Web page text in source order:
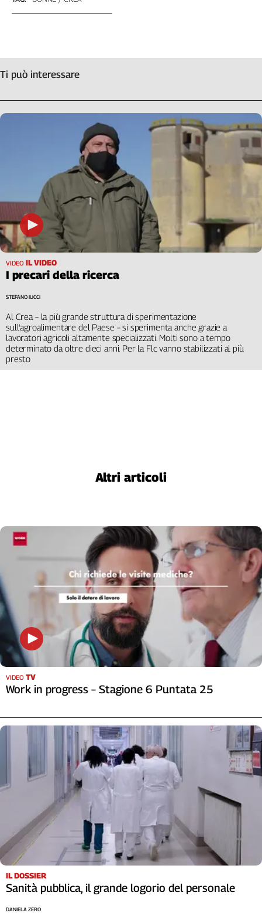
Cerca
redazione
Ti può interessare
VIDEO IL VIDEO
I precari della ricerca
Al Crea – la più grande struttura di sperimentazione
sull'agroalimentare del Paese – si sperimenta anche grazie a
lavoratori agricoli altamente specializzati. Molti sono a tempo
determinato da oltre dieci anni. Per la Flc vanno stabilizzati al più
presto
STEFANO IUCCI
Altri articoli
VIDEO TV
Work in progress – Stagione 6 Puntata 25
IL DOSSIER
Sanità pubblica, il grande logorio del personale
DANIELA ZERO